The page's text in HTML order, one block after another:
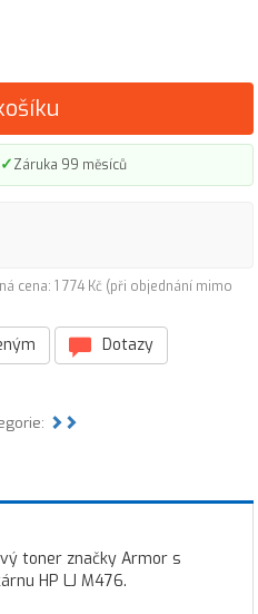
✓Záruka 99 měsíců
cena: 1 774 Kč (při objednání mimo
Dotazy
toner značky Armor s
HP LJ M476.